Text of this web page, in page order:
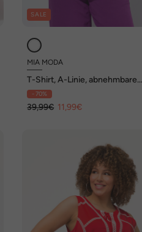
SALE
MIA MODA
T-Shirt, A-Linie, abnehmbare
Zierperlen-Ketten
- 70%
39,99€ 11,99€